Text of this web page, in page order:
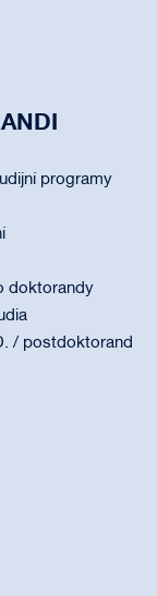
programy
doktorandy
/ postdoktorand